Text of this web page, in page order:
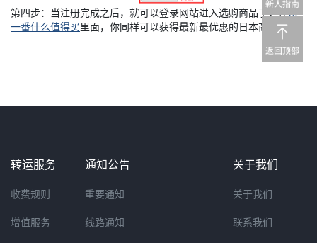
第四步：当注册完成之后，就可以登录网站进入选购商品了，在乐
一番什么值得买里面，你同样可以获得最新最优惠的日本商品。
转运服务
收费规则
增值服务
通知公告
重要通知
线路通知
关于我们
关于我们
联系我们